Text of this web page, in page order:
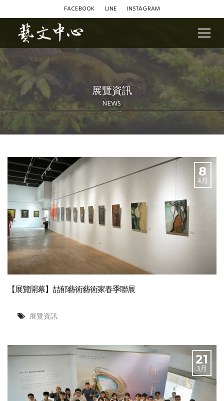
FACEBOOK LINE INSTAGRAM
展覽資訊
NEWS
8
4月
【展覽開幕】喆郁藝術藝術家春季聯展
展覽資訊
21
3月